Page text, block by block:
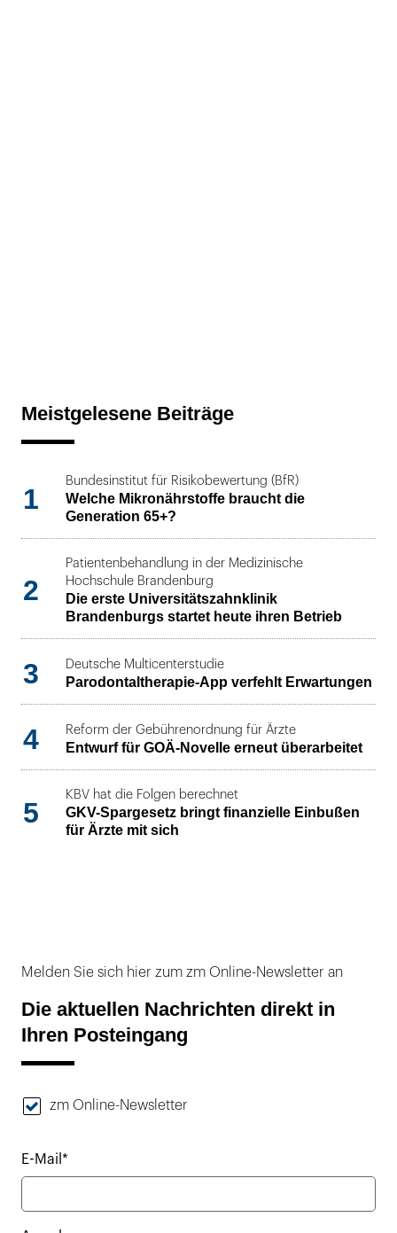
Meistgelesene Beiträge
1
Bundesinstitut für Risikobewertung (BfR)
Welche Mikronährstoffe braucht die
Generation 65+?
2
Patientenbehandlung in der Medizinische
Hochschule Brandenburg
Die erste Universitätszahnklinik
Brandenburgs startet heute ihren Betrieb
3 Deutsche Multicenterstudie
Parodontaltherapie-App verfehlt Erwartungen
4 Reform der Gebührenordnung für Ärzte
Entwurf für GOÄ-Novelle erneut überarbeitet
5
KBV hat die Folgen berechnet
GKV-Spargesetz bringt finanzielle Einbußen
für Ärzte mit sich
Melden Sie sich hier zum zm Online-Newsletter an
Die aktuellen Nachrichten direkt in
Ihren Posteingang
zm Online-Newsletter
E-Mail*